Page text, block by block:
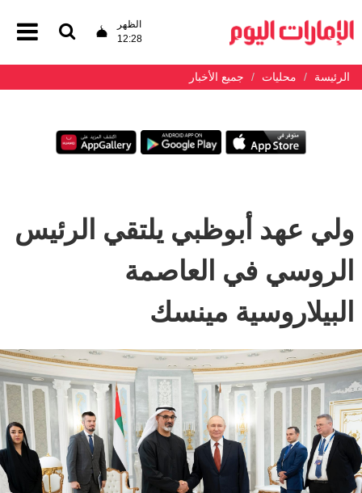
الظهر
12:28
الرئيسة محليات جميع الأخبار
ولي عهد أبوظبي يلتقي الرئيس
الروسي في العاصمة
البيلاروسية مينسك